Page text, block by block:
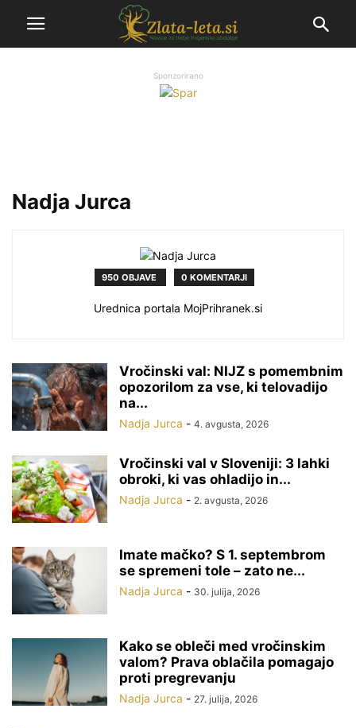
Sponzorirano
Nadja Jurca
950 OBJAVE 0 KOMENTARJI
Urednica portala MojPrihranek.si
Vročinski val: NIJZ s pomembnim
opozorilom za vse, ki telovadijo
na...
Nadja Jurca - 4. avgusta, 2026
Vročinski val v Sloveniji: 3 lahki
obroki, ki vas ohladijo in...
Nadja Jurca - 2. avgusta, 2026
Imate mačko? S 1. septembrom
se spremeni tole – zato ne...
Nadja Jurca - 30. julija, 2026
Kako se obleči med vročinskim
valom? Prava oblačila pomagajo
proti pregrevanju
Nadja Jurca - 27. julija, 2026